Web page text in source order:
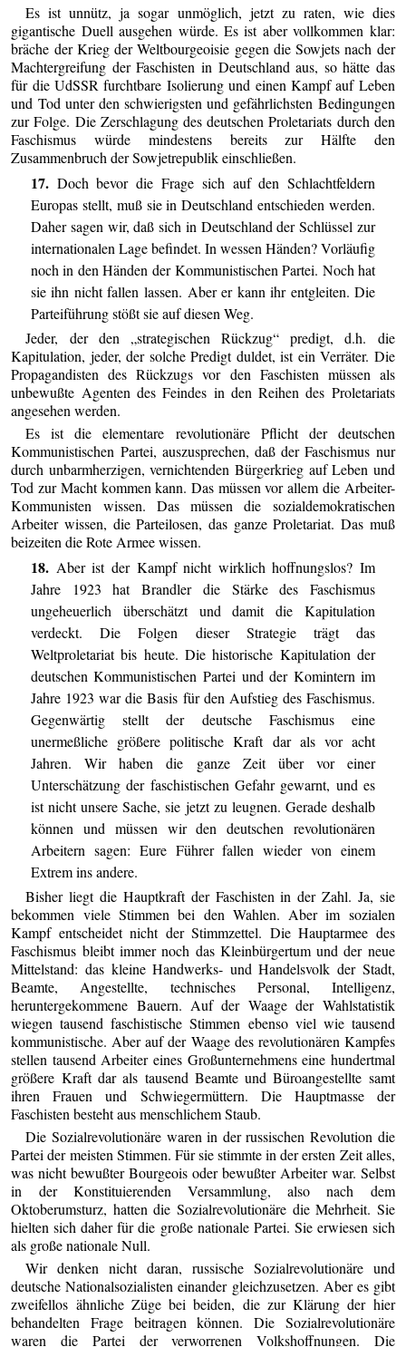
Es ist unnütz, ja sogar unmöglich, jetzt zu raten, wie dies
gigantische Duell ausgehen würde. Es ist aber vollkommen klar:
bräche der Krieg der Weltbourgeoisie gegen die Sowjets nach der
Machtergreifung der Faschisten in Deutschland aus, so hätte das
für die UdSSR furchtbare Isolierung und einen Kampf auf Leben
und Tod unter den schwierigsten und gefährlichsten Bedingungen
zur Folge. Die Zerschlagung des deutschen Proletariats durch den
Faschismus würde mindestens bereits zur Hälfte den
Zusammenbruch der Sowjetrepublik einschließen.
17.Doch bevor die Frage sich auf den Schlachtfeldern
Europas stellt, muß sie in Deutschland entschieden werden.
Daher sagen wir, daß sich in Deutschland der Schlüssel zur
internationalen Lage befindet. In wessen Händen? Vorläufig
noch in den Händen der Kommunistischen Partei. Noch hat
sie ihn nicht fallen lassen. Aber er kann ihr entgleiten. Die
Parteiführung stößt sie auf diesen Weg.
Jeder, der den „strategischen Rückzug“ predigt, d.h. die
Kapitulation, jeder, der solche Predigt duldet, ist ein Verräter. Die
Propagandisten des Rückzugs vor den Faschisten müssen als
unbewußte Agenten des Feindes in den Reihen des Proletariats
angesehen werden.
Es ist die elementare revolutionäre Pflicht der deutschen
Kommunistischen Partei, auszusprechen, daß der Faschismus nur
durch unbarmherzigen, vernichtenden Bürgerkrieg auf Leben und
Tod zur Macht kommen kann. Das müssen vor allem die Arbeiter-
Kommunisten wissen. Das müssen die sozialdemokratischen
Arbeiter wissen, die Parteilosen, das ganze Proletariat. Das muß
beizeiten die Rote Armee wissen.
18.Aber ist der Kampf nicht wirklich hoffnungslos? Im
Jahre 1923 hat Brandler die Stärke des Faschismus
ungeheuerlich überschätzt und damit die Kapitulation
verdeckt. Die Folgen dieser Strategie trägt das
Weltproletariat bis heute. Die historische Kapitulation der
deutschen Kommunistischen Partei und der Komintern im
Jahre 1923 war die Basis für den Aufstieg des Faschismus.
Gegenwärtig stellt der deutsche Faschismus eine
unermeßliche größere politische Kraft dar als vor acht
Jahren. Wir haben die ganze Zeit über vor einer
Unterschätzung der faschistischen Gefahr gewarnt, und es
ist nicht unsere Sache, sie jetzt zu leugnen. Gerade deshalb
können und müssen wir den deutschen revolutionären
Arbeitern sagen: Eure Führer fallen wieder von einem
Extrem ins andere.
Bisher liegt die Hauptkraft der Faschisten in der Zahl. Ja, sie
bekommen viele Stimmen bei den Wahlen. Aber im sozialen
Kampf entscheidet nicht der Stimmzettel. Die Hauptarmee des
Faschismus bleibt immer noch das Kleinbürgertum und der neue
Mittelstand: das kleine Handwerks- und Handelsvolk der Stadt,
Beamte, Angestellte, technisches Personal, Intelligenz,
heruntergekommene Bauern. Auf der Waage der Wahlstatistik
wiegen tausend faschistische Stimmen ebenso viel wie tausend
kommunistische. Aber auf der Waage des revolutionären Kampfes
stellen tausend Arbeiter eines Großunternehmens eine hundertmal
größere Kraft dar als tausend Beamte und Büroangestellte samt
ihren Frauen und Schwiegermüttern. Die Hauptmasse der
Faschisten besteht aus menschlichem Staub.
Die Sozialrevolutionäre waren in der russischen Revolution die
Partei der meisten Stimmen. Für sie stimmte in der ersten Zeit alles,
was nicht bewußter Bourgeois oder bewußter Arbeiter war. Selbst
in der Konstituierenden Versammlung, also nach dem
Oktoberumsturz, hatten die Sozialrevolutionäre die Mehrheit. Sie
hielten sich daher für die große nationale Partei. Sie erwiesen sich
als große nationale Null.
Wir denken nicht daran, russische Sozialrevolutionäre und
deutsche Nationalsozialisten einander gleichzusetzen. Aber es gibt
zweifellos ähnliche Züge bei beiden, die zur Klärung der hier
behandelten Frage beitragen können. Die Sozialrevolutionäre
waren die Partei der verworrenen Volkshoffnungen. Die